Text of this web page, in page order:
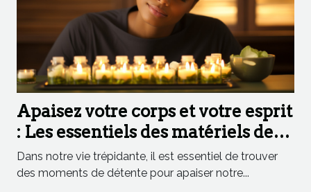
Apaisez votre corps et votre esprit
: Les essentiels des matériels de
massage
Dans notre vie trépidante, il est essentiel de trouver
des moments de détente pour apaiser notre...